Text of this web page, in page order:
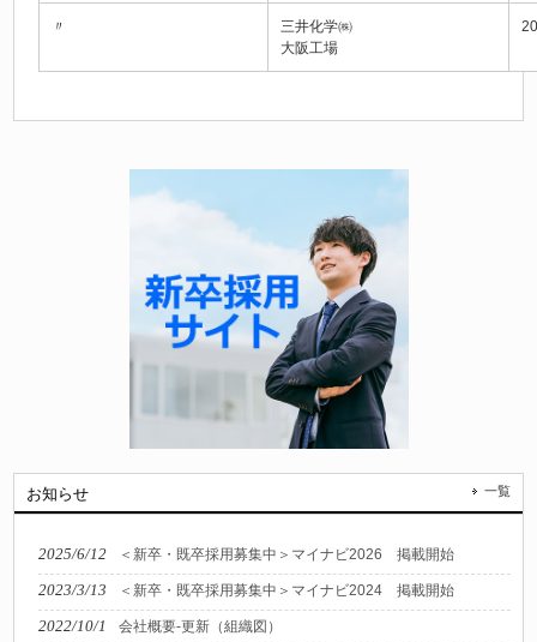
〃
三井化学㈱
大阪工場
お知らせ 一覧
2025/6/12 ＜新卒・既卒採用募集中＞マイナビ2026 掲載開始
2023/3/13 ＜新卒・既卒採用募集中＞マイナビ2024 掲載開始
2022/10/1 会社概要-更新（組織図）